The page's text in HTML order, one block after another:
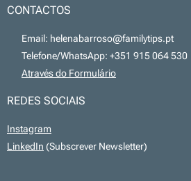
CONTACTOS
📧 Email: helenabarroso@familytips.pt
📞 Telefone/WhatsApp: +351 915 064 530
Através do Formulário
REDES SOCIAIS
Instagram
LinkedIn (Subscrever Newsletter)